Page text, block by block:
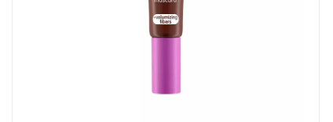
Карандаши и лайнеры для